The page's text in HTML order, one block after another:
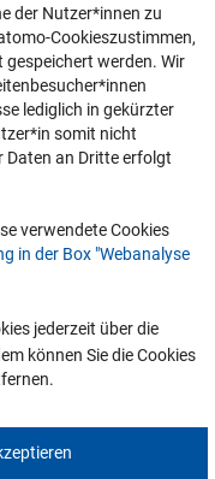
Ihr Mailpostfach oder
Kontakt
der Nutzer*innen zu
Cookieszustimmen,
gespeichert werden. Wir
lediglich in gekürzter
somit nicht
Daten an Dritte erfolgt
verwendete Cookies
in der Box "Webanalyse
jederzeit über die
können Sie die Cookies